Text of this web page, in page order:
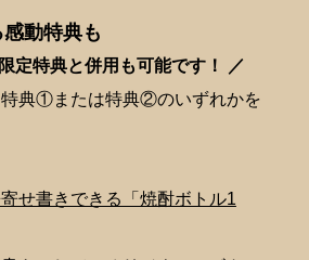
動特典も
定特典と併用も可能です！ ／
特典①または特典②のいずれかを
書きできる「焼酎ボトル1